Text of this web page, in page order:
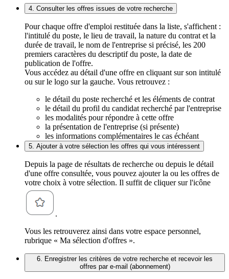
4. Consulter les offres issues de votre recherche
Pour chaque offre d'emploi restituée dans la liste, s'affichent :
l'intitulé du poste, le lieu de travail, la nature du contrat et la
durée de travail, le nom de l'entreprise si précisé, les 200
premiers caractères du descriptif du poste, la date de
publication de l'offre.
Vous accédez au détail d'une offre en cliquant sur son intitulé
ou sur le logo sur la gauche. Vous retrouvez :
le détail du poste recherché et les éléments de contrat
le détail du profil du candidat recherché par l'entreprise
les modalités pour répondre à cette offre
la présentation de l'entreprise (si présente)
les informations complémentaires le cas échéant
5. Ajouter à votre sélection les offres qui vous intéressent
Depuis la page de résultats de recherche ou depuis le détail
d'une offre consultée, vous pouvez ajouter la ou les offres de
votre choix à votre sélection. Il suffit de cliquer sur l'icône
.
Vous les retrouverez ainsi dans votre espace personnel,
rubrique « Ma sélection d'offres ».
6. Enregistrer les critères de votre recherche et recevoir les
offres par e-mail (abonnement)